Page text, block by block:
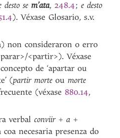
desto sem’ata, 248.4;e desto
). Véxase Glosario, s.v.
non consideraron o erro
<partir>). Véxase
de ‘apartar ou
(partir morteoumorte
(véxase 880.14,
verbalconviir + a +
necesaria presenza do